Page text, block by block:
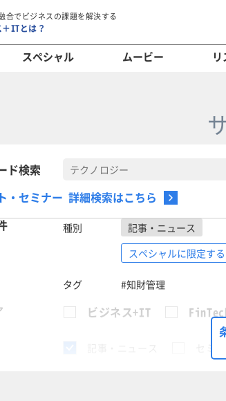
合でビジネスの課題を解決する
ITとは？
スペシャル ムービー
ド検索
・セミナー 詳細検索はこちら
種別
記事・ニュース
スペシャルに限定する
タグ
#知財管理
ビジネス+IT